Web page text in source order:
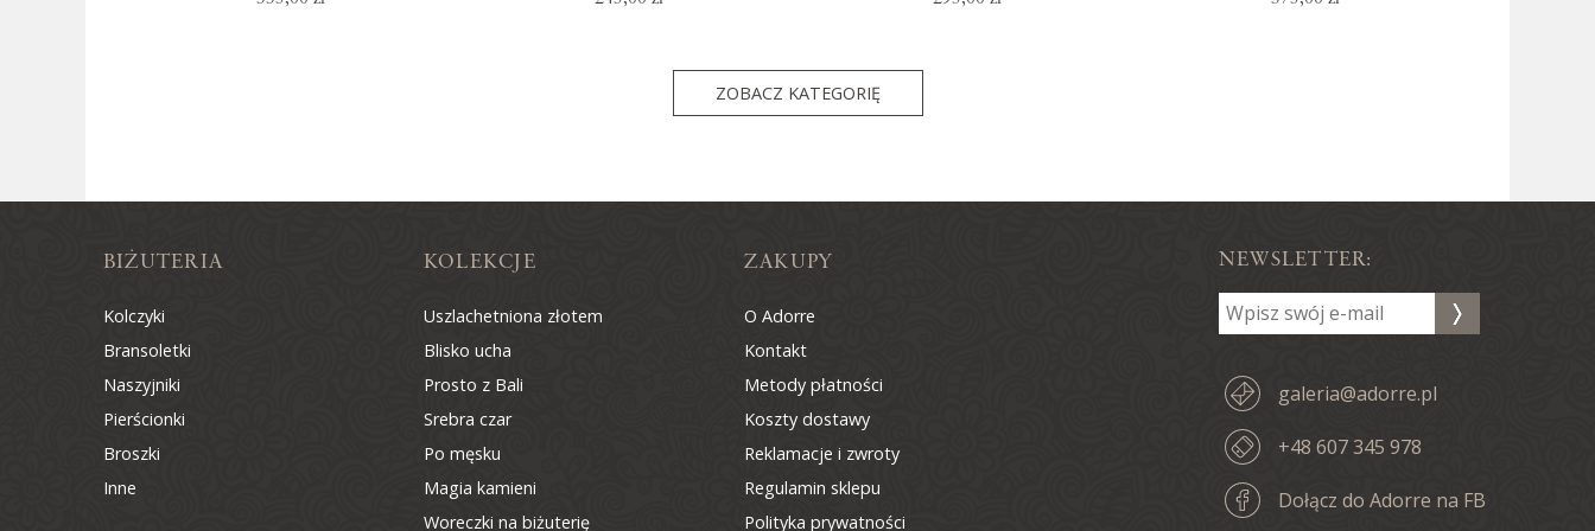
ZOBACZ KATEGORIĘ
NEWSLETTER:
galeria@adorre.pl
+48 607 345 978
Dołącz do Adorre na FB
BIŻUTERIA
Kolczyki
Bransoletki
Naszyjniki
Pierścionki
Broszki
Inne
KOLEKCJE
Uszlachetniona złotem
Blisko ucha
Prosto z Bali
Srebra czar
Po męsku
Magia kamieni
Woreczki na biżuterię
ZAKUPY
O Adorre
Kontakt
Metody płatności
Koszty dostawy
Reklamacje i zwroty
Regulamin sklepu
Polityka prywatności